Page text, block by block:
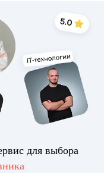
для выбора